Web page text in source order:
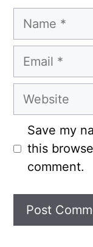
Name
Email
Website
Save my
this
comment.